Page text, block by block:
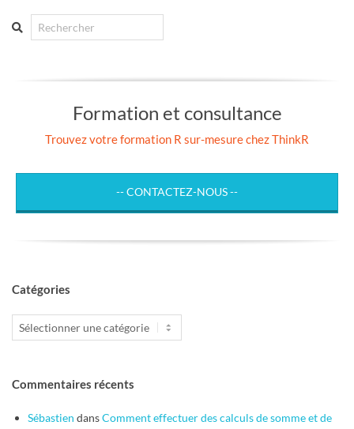
Search
Formation et consultance
Trouvez votre formation R sur-mesure chez ThinkR
-- CONTACTEZ-NOUS --
Catégories
Catégories
Commentaires récents
Sébastien dansComment effectuer des calculs de somme et de